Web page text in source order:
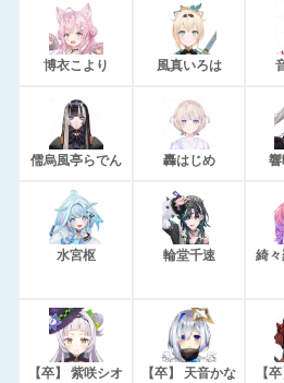
博衣こより 風真いろは
儒烏風亭らでん 轟はじめ 響
水宮枢 輪堂千速
綺
【卒】 紫咲シオ
【卒】 天音かな
【